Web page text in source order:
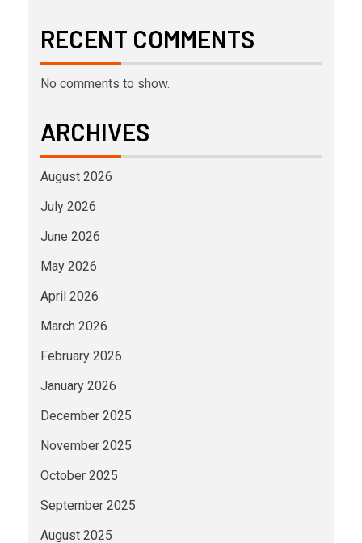
RECENT COMMENTS
No comments to show.
ARCHIVES
August 2026
July 2026
June 2026
May 2026
April 2026
March 2026
February 2026
January 2026
December 2025
November 2025
October 2025
September 2025
August 2025